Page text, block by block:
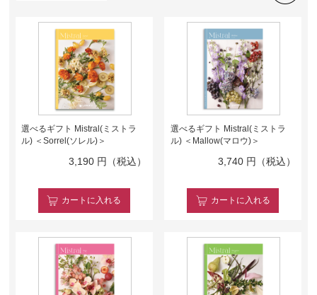
選べるギフト Mistral(ミストラ
ル) ＜Sorrel(ソレル)＞
3,190 円（税込）
カート に入れる
選べるギフト Mistral(ミストラ
ル) ＜Mallow(マロウ)＞
3,740 円（税込）
カート に入れる